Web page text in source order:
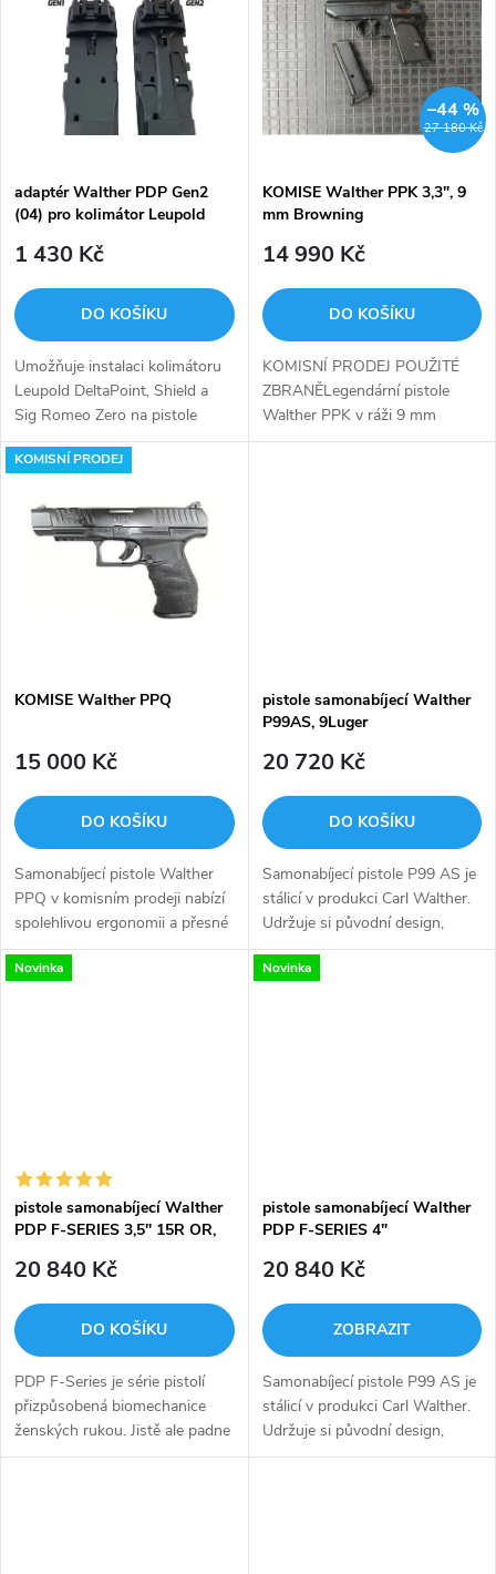
p
r
o
d
u
k
Nejprodávanější
Abecedně
s
p
r
o
d
u
k
adaptér Walther PDP Gen2
(04) pro kolimátor Leupold
Zero
1 430 Kč
DO KOŠÍKU
Umožňuje instalaci kolimátoru
Leupold DeltaPoint, Shield a
Sig Romeo Zero na pistole
Walther PDP.
27 180 Kč
–44 %
KOMISE Walther PPK 3,3", 9
mm Browning
14 990 Kč
DO KOŠÍKU
KOMISNÍ PRODEJ POUŽITÉ
ZBRANĚLegendární pistole
Walther PPK v ráži 9 mm
Browning (.380 ACP). Ikona
KOMISNÍ PRODEJ
KOMISE Walther PPQ
15 000 Kč
DO KOŠÍKU
Samonabíjecí pistole Walther
PPQ v komisním prodeji nabízí
spolehlivou ergonomii a přesné
ovládání. Tato zbraň ráže 9mm
Luger je dodávána se dvěma
pistole samonabíjecí Walther
P99AS, 9Luger
20 720 Kč
DO KOŠÍKU
Samonabíjecí pistole P99 AS je
stálicí v produkci Carl Walther.
Udržuje si původní design,
který je charakteristický
především specifickou formou
Novinka
pistole samonabíjecí Walther
PDP F-SERIES 3,5" 15R OR,
20 840 Kč
DO KOŠÍKU
PDP F-Series je série pistolí
přizpůsobená biomechanice
ženských rukou. Jistě ale padne
do ruky i do oka také mnohým
Novinka
pistole samonabíjecí Walther
PDP F-SERIES 4"
20 840 Kč
ZOBRAZIT
Samonabíjecí pistole P99 AS je
stálicí v produkci Carl Walther.
Udržuje si původní design,
který je charakteristický